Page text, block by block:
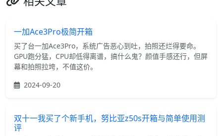
一加Ace3Pro极简开箱
买了台一加Ace3Pro，系统广告恶心到吐，拍照还烂得要命。
GPU跑分猛，CPU却低得离谱，搞什么鬼？颜值手感还行，但屏
幕和拍照拉垮，不值这价。
2024-09-20
双十一我买了个新手机，努比亚z50s开箱与简单使用测
评